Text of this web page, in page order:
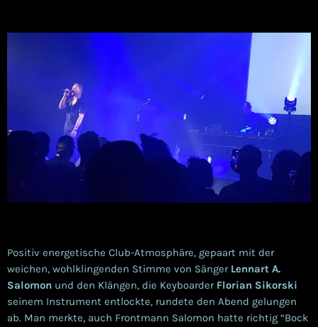
Positiv energetische Club-Atmosphäre, gepaart mit der
weichen, wohlklingenden Stimme von Sänger Lennart A.
Salomon und den Klängen, die Keyboarder Florian Sikorski
seinem Instrument entlockte, rundete den Abend gelungen
ab. Man merkte, auch Frontmann Salomon hatte richtig “Bock